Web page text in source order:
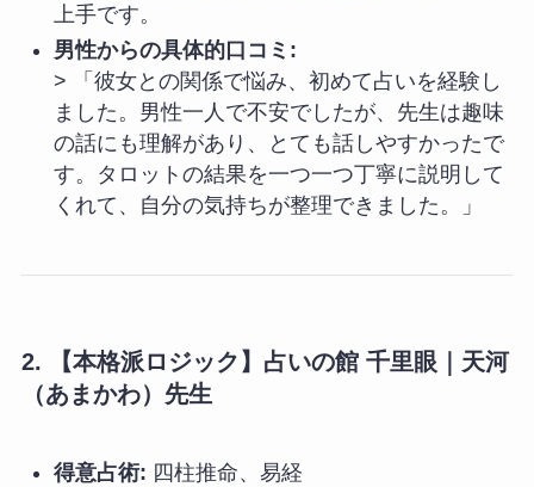
上手です。
男性からの具体的口コミ:
> 「彼女との関係で悩み、初めて占いを経験し
ました。男性一人で不安でしたが、先生は趣味
の話にも理解があり、とても話しやすかったで
す。タロットの結果を一つ一つ丁寧に説明して
くれて、自分の気持ちが整理できました。」
2. 【本格派ロジック】占いの館 千里眼｜天河
（あまかわ）先生
得意占術: 四柱推命、易経